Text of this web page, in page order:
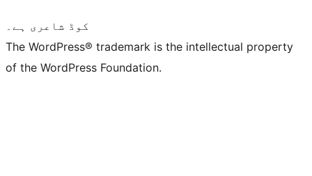
کوڈ شاعری ہے۔
The WordPress® trademark is the intellectual property
of the WordPress Foundation.